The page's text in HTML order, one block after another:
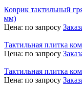
Коврик тактильный
мм)
Цена: по запросу
Тактильная плитка
Цена: по запросу
Тактильная плитка
Цена: по запросу